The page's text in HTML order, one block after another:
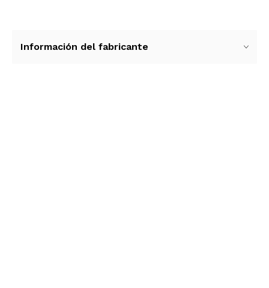
tiempo, resistiendo dobleces y el desgaste
Información del fabricante